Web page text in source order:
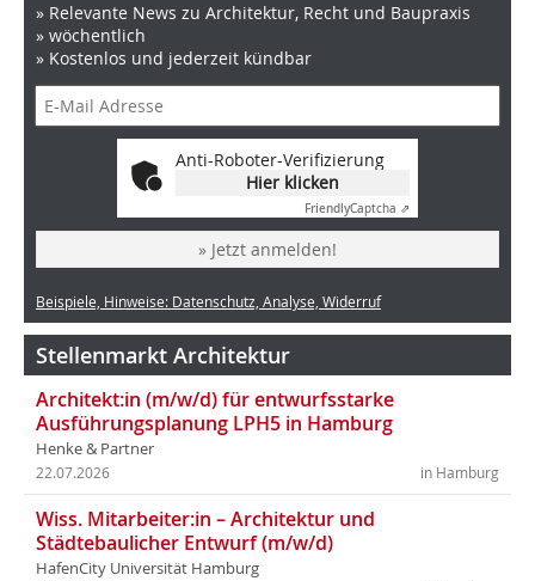
» Relevante News zu Architektur, Recht und Baupraxis
» wöchentlich
» Kostenlos und jederzeit kündbar
Anti-Roboter-Verifizierung
Hier klicken
FriendlyCaptcha ⇗
» Jetzt anmelden!
Beispiele, Hinweise: Datenschutz, Analyse, Widerruf
Stellenmarkt Architektur
Architekt:in (m/w/d) für entwurfsstarke
Ausführungsplanung LPH5 in Hamburg
Henke & Partner
in Hamburg
22.07.2026
Wiss. Mitarbeiter:in – Architektur und
Städtebaulicher Entwurf (m/w/d)
HafenCity Universität Hamburg